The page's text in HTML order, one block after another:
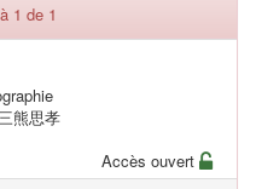
1 de 1
熊思孝
Accès ouvert